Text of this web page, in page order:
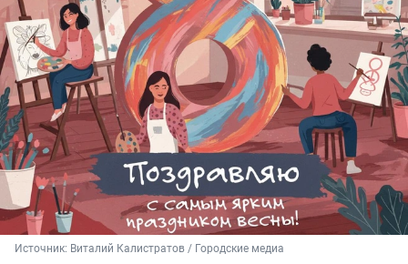
Источник: Виталий Калистратов / Городские медиа